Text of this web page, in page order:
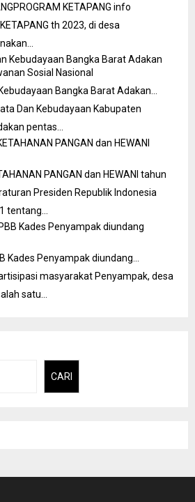
PROGRAM KETAPANG info
th 2023, di desa
Bangka Barat Adakan…
Dan Kebudayaan Kabupaten
pentas…
PANGAN dan HEWANI tahun
Presiden Republik Indonesia
tentang…
Kades Penyampak diundang…
masyarakat Penyampak, desa
satu…
CARI